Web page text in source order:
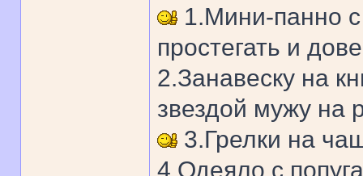
1.Мини-панно с
простегать и
2.Занавеску на
звездой мужу на
3.Грелки на
4.Одеяло с